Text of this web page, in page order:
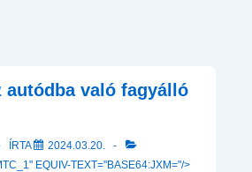
autódba való fagyálló
ÍRTA
2024.03.20.
EQUIV-TEXT="BASE64:JXM="/>